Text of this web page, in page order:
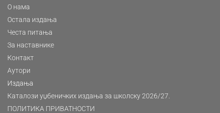
О нама
Остала издања
Честа питања
За наставнике
Контакт
Аутори
Издања
Каталози уџбеничких издања за школску 2026/27.
ПОЛИТИКА ПРИВАТНОСТИ